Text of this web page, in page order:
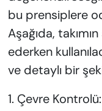
bu prensiplere
Aşağıda,
ederken
ve detaylı bir
1. Çevre Kontrolü:
YAZAR
SİYASET
VAN VE